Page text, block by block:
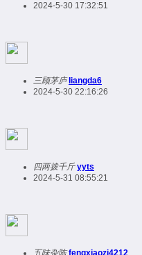
2024-5-30 17:32:51
三顾茅庐 liangda6
2024-5-30 22:16:26
四两拨千斤 yyts
2024-5-31 08:55:21
五味杂陈 fengxiaozi4212